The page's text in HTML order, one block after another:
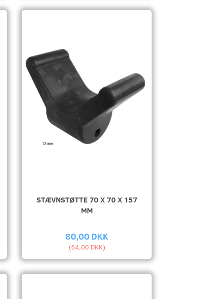
STÆVNSTØTTE 70 X 70 X 157
MM
80,00 DKK
(64,00 DKK)